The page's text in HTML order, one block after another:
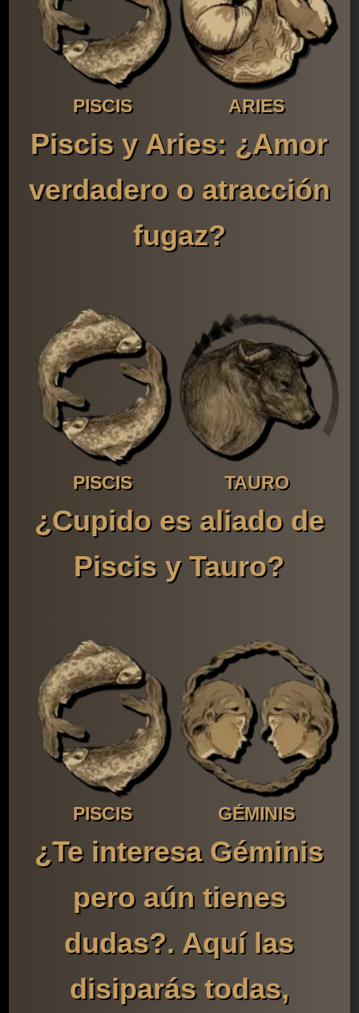
PISCIS ARIES
Piscis y Aries: ¿Amor
verdadero o atracción
fugaz?
PISCIS TAURO
¿Cupido es aliado de
Piscis y Tauro?
PISCIS GÉMINIS
¿Te interesa Géminis
pero aún tienes
dudas?. Aquí las
disiparás todas,